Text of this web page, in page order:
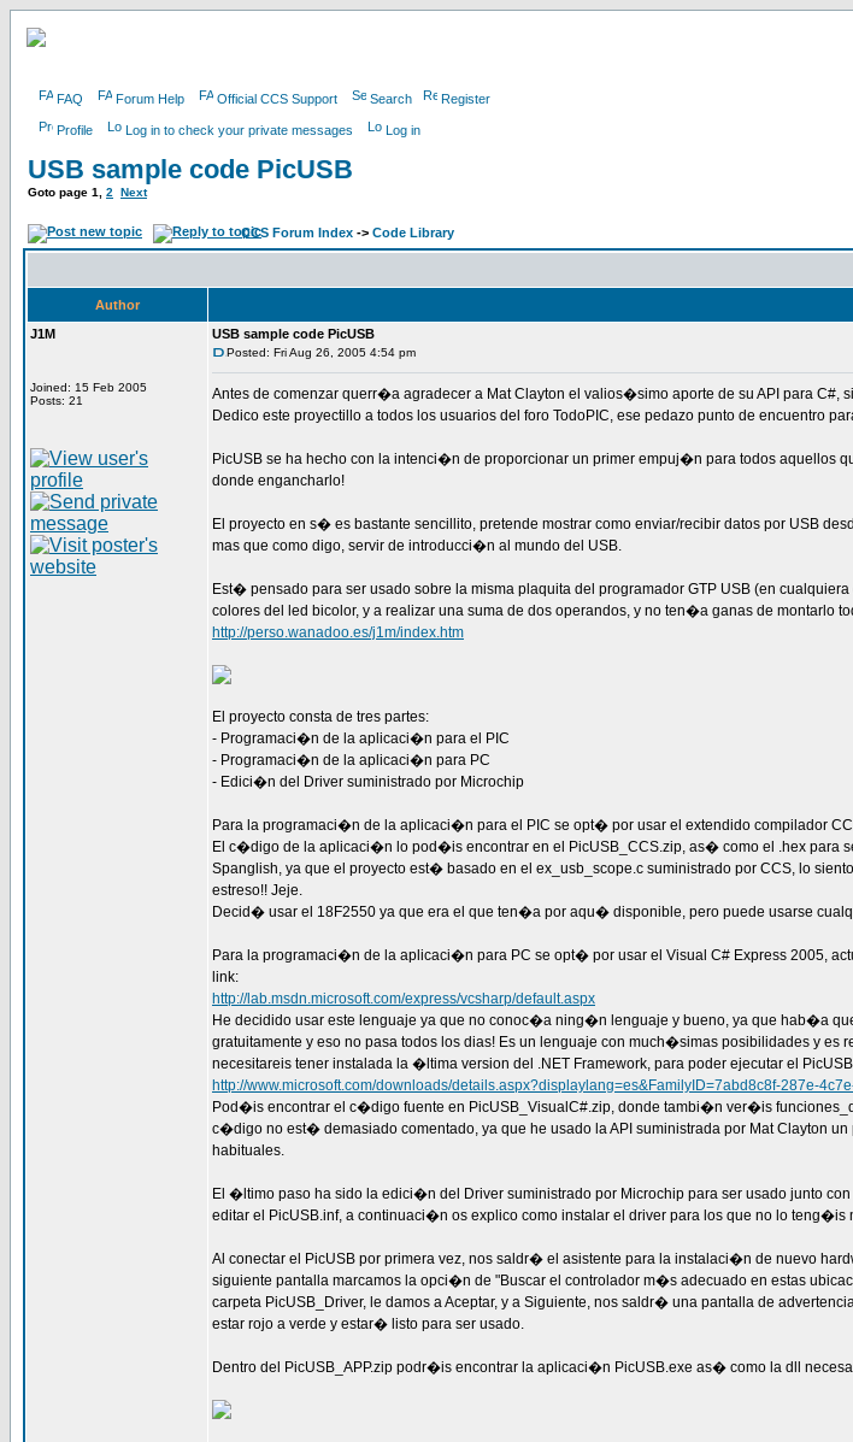
FAQ Forum Help Official CCS Support Search Register
Profile Log in to check your private messages Log in
USB sample code PicUSB
Goto page 1 2 Next
CCS Forum Index -> Code Library
Author
J1M
Joined: 15 Feb 2005
Posts: 21
USB sample code PicUSB
Posted: Fri Aug 26, 2005 4:54 pm
Antes de comenzar querr�a agradecer a Mat Clayton el valios�simo aporte de su API para
Dedico este proyectillo a todos los usuarios del foro TodoPIC, ese pedazo punto de encuentro
PicUSB se ha hecho con la intenci�n de proporcionar un primer empuj�n para todos aquellos
donde engancharlo!
El proyecto en s� es bastante sencillito, pretende mostrar como enviar/recibir datos por USB
mas que como digo, servir de introducci�n al mundo del USB.
Est� pensado para ser usado sobre la misma plaquita del programador GTP USB (en
colores del led bicolor, y a realizar una suma de dos operandos, y no ten�a ganas de
http://perso.wanadoo.es/j1m/index.htm
El proyecto consta de tres partes:
- Programaci�n de la aplicaci�n para el PIC
- Programaci�n de la aplicaci�n para PC
- Edici�n del Driver suministrado por Microchip
Para la programaci�n de la aplicaci�n para el PIC se opt� por usar el extendido compilador
El c�digo de la aplicaci�n lo pod�is encontrar en el PicUSB_CCS.zip, as� como el .hex para
Spanglish, ya que el proyecto est� basado en el ex_usb_scope.c suministrado por CCS, lo
estreso!! Jeje.
Decid� usar el 18F2550 ya que era el que ten�a por aqu� disponible, pero puede usarse
Para la programaci�n de la aplicaci�n para PC se opt� por usar el Visual C# Express 2005,
link:
http://lab.msdn.microsoft.com/express/vcsharp/default.aspx
He decidido usar este lenguaje ya que no conoc�a ning�n lenguaje y bueno, ya que hab�a
gratuitamente y eso no pasa todos los dias! Es un lenguaje con much�simas posibilidades y
necesitareis tener instalada la �ltima version del .NET Framework, para poder ejecutar el
http://www.microsoft.com/downloads/details.aspx?displaylang=es&FamilyID=7abd8c8f-287e-
Pod�is encontrar el c�digo fuente en PicUSB_VisualC#.zip, donde tambi�n ver�is
c�digo no est� demasiado comentado, ya que he usado la API suministrada por Mat Clayton
habituales.
El �ltimo paso ha sido la edici�n del Driver suministrado por Microchip para ser usado junto
editar el PicUSB.inf, a continuaci�n os explico como instalar el driver para los que no lo teng�is
Al conectar el PicUSB por primera vez, nos saldr� el asistente para la instalaci�n de nuevo
siguiente pantalla marcamos la opci�n de "Buscar el controlador m�s adecuado en estas
carpeta PicUSB_Driver, le damos a Aceptar, y a Siguiente, nos saldr� una pantalla de
estar rojo a verde y estar� listo para ser usado.
Dentro del PicUSB_APP.zip podr�is encontrar la aplicaci�n PicUSB.exe as� como la dll